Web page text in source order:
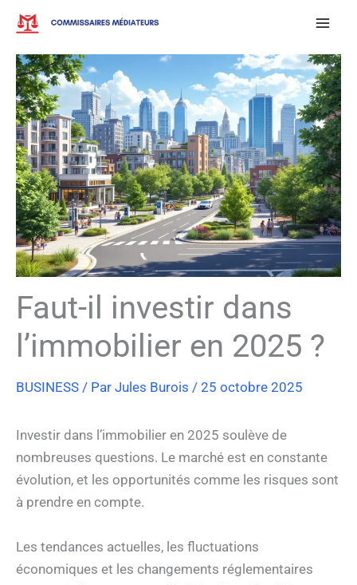
Aller
contenu
Faut-il investir dans
l’immobilier en 2025 ?
BUSINESS / Par Jules Burois / 25 octobre 2025
Investir dans l’immobilier en 2025 soulève de
nombreuses questions. Le marché est en constante
évolution, et les opportunités comme les risques sont
à prendre en compte.
Les tendances actuelles, les fluctuations
économiques et les changements réglementaires